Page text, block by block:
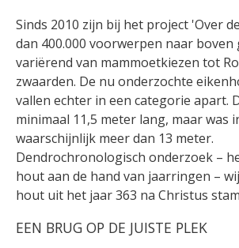
Sinds 2010 zijn bij het project 'Over
dan 400.000 voorwerpen naar boven
variërend van mammoetkiezen tot
zwaarden. De nu onderzochte
vallen echter in een categorie apart.
minimaal 11,5 meter lang, maar was
waarschijnlijk meer dan 13 meter.
Dendrochronologisch onderzoek –
hout aan de hand van jaarringen –
hout uit het jaar 363 na Christus
EEN BRUG OP DE JUISTE PLEK